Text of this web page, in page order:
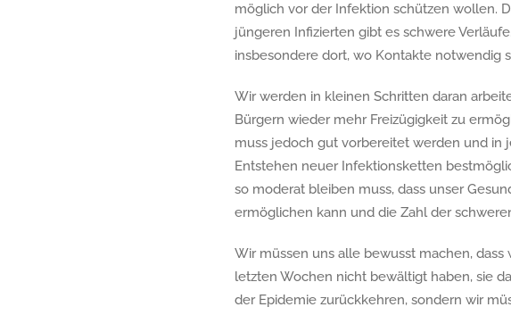
möglich vor der Infektion schützen wollen.
jüngeren Infizierten gibt es schwere
insbesondere dort, wo Kontakte notwendig
Wir werden in kleinen Schritten daran
Bürgern wieder mehr Freizügigkeit zu
muss jedoch gut vorbereitet werden und in
Entstehen neuer Infektionsketten
so moderat bleiben muss, dass unser
ermöglichen kann und die Zahl der
Wir müssen uns alle bewusst machen,
letzten Wochen nicht bewältigt haben, sie
der Epidemie zurückkehren, sondern wir